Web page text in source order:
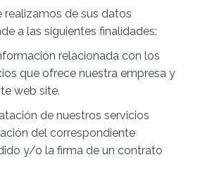
realizamos de sus datos
a las siguientes finalidades:
relacionada con los
que ofrece nuestra empresa y
web site.
de nuestros servicios
del correspondiente
y/o la firma de un contrato